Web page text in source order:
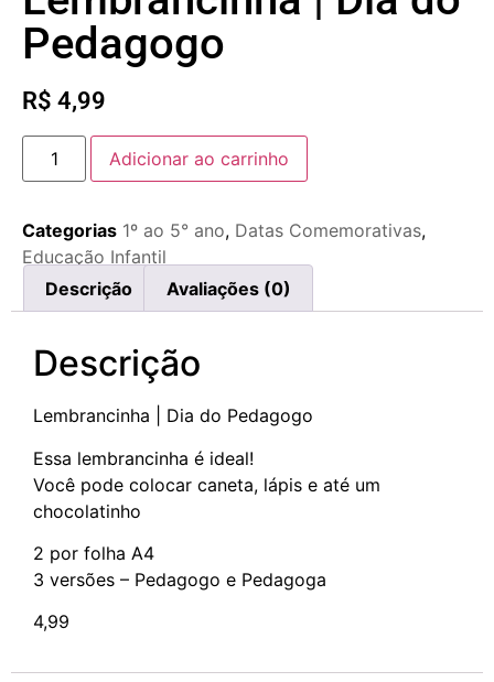
Pedagogo
R$ 4,99
Adicionar ao carrinho
Categorias 1º ao 5° ano, Datas Comemorativas,
Educação Infantil
Descrição
Avaliações (0)
Descrição
Lembrancinha | Dia do Pedagogo
Essa lembrancinha é ideal!
Você pode colocar caneta, lápis e até um
chocolatinho
2 por folha A4
3 versões – Pedagogo e Pedagoga
4,99